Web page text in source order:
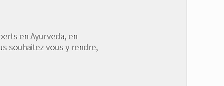
en Ayurveda, en
souhaitez vous y rendre,